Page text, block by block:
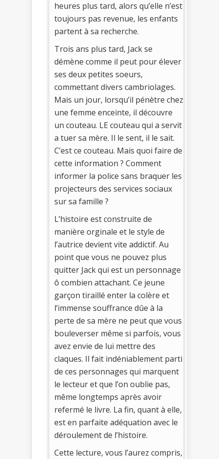
heures plus tard, alors qu’elle n’est
toujours pas revenue, les enfants
partent à sa recherche.
Trois ans plus tard, Jack se
démène comme il peut pour élever
ses deux petites soeurs,
commettant divers cambriolages.
Mais un jour, lorsqu’il pénètre chez
une femme enceinte, il découvre
un couteau. LE couteau qui a servit
a tuer sa mère. Il le sent, il le sait.
C’est ce couteau. Mais quoi faire de
cette information ? Comment
informer la police sans braquer les
projecteurs des services sociaux
sur sa famille ?
L’histoire est construite de
manière orginale et le style de
l’autrice devient vite addictif. Au
point que vous ne pouvez plus
quitter Jack qui est un personnage
ô combien attachant. Ce jeune
garçon tiraillé enter la colère et
l’immense souffrance dûe à la
perte de sa mère ne peut que vous
bouleverser même si parfois, vous
avez envie de lui mettre des
claques. Il fait indéniablement parti
de ces personnages qui marquent
le lecteur et que l’on oublie pas,
même longtemps après avoir
refermé le livre. La fin, quant à elle,
est en parfaite adéquation avec le
déroulement de l’histoire.
Cette lecture, vous l’aurez compris,